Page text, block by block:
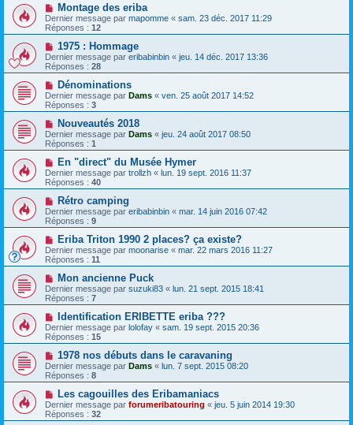
Montage des eriba
Dernier message par mapomme « sam. 23 déc. 2017 11:29
Réponses : 12
1975 : Hommage
Dernier message par eribabinbin « jeu. 14 déc. 2017 13:36
Réponses : 28
Dénominations
Dernier message par Dams « ven. 25 août 2017 14:52
Réponses : 3
Nouveautés 2018
Dernier message par Dams « jeu. 24 août 2017 08:50
Réponses : 1
En "direct" du Musée Hymer
Dernier message par trollzh « lun. 19 sept. 2016 11:37
Réponses : 40
Rétro camping
Dernier message par eribabinbin « mar. 14 juin 2016 07:42
Réponses : 9
Eriba Triton 1990 2 places? ça existe?
Dernier message par moonarise « mar. 22 mars 2016 11:27
Réponses : 11
Mon ancienne Puck
Dernier message par suzuki83 « lun. 21 sept. 2015 18:41
Réponses : 7
Identification ERIBETTE eriba ???
Dernier message par lolofay « sam. 19 sept. 2015 20:36
Réponses : 15
1978 nos débuts dans le caravaning
Dernier message par Dams « lun. 7 sept. 2015 08:20
Réponses : 8
Les cagouilles des Eribamaniacs
Dernier message par forumeribatouring « jeu. 5 juin 2014 19:30
Réponses : 32